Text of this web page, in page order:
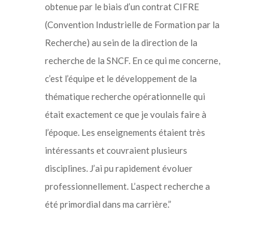
obtenue par le biais d’un contrat CIFRE
(Convention Industrielle de Formation par la
Recherche) au sein de la direction de la
recherche de la SNCF. En ce qui me concerne,
c’est l’équipe et le développement de la
thématique recherche opérationnelle qui
était exactement ce que je voulais faire à
l’époque. Les enseignements étaient très
intéressants et couvraient plusieurs
disciplines. J’ai pu rapidement évoluer
professionnellement. L’aspect recherche a
été primordial dans ma carrière.”